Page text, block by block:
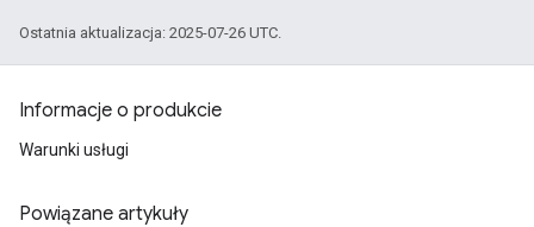
Ostatnia aktualizacja: 2025-07-26 UTC.
Informacje o produkcie
Warunki usługi
Powiązane artykuły